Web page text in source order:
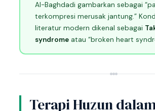
Al-Baghdadi gambarkan sebagai
terkompresi merusak jantung.”
literatur modern dikenal sebagai
syndromeatau “broken heart
Terapi Huzun